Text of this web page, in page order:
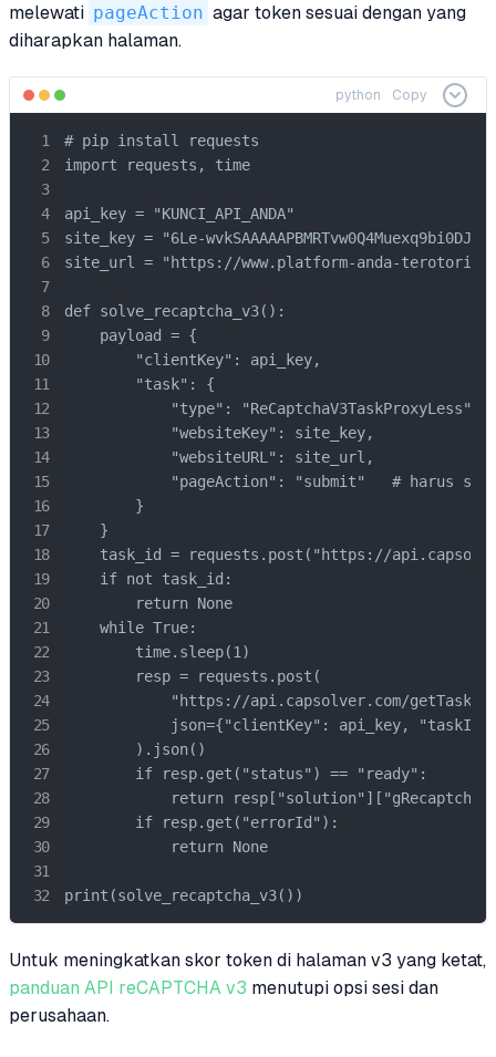
melewati pageAction agar token sesuai dengan yang
diharapkan halaman.
python Copy
# pip install requests
import requests, time
api_key = "KUNCI_API_ANDA"
site_key = "6Le-
site_url = "https://www.platform-anda-
def solve_recaptcha_v3():
    payload = {
        "clientKey": api_key,
        "task": {
            "type": "ReCaptchaV3TaskProxyLess",
            "websiteKey": site_key,
            "websiteURL": site_url,
"pageAction": "submit"   # harus
        }
    }
task_id = requests.post("https://
    if not task_id:
        return None
    while True:
        time.sleep(1)
        resp = requests.post(
"https://api.capsolver.com/
json={"clientKey": api_key,
        ).json()
        if resp.get("status") == "ready":
return
        if resp.get("errorId"):
            return None
print(solve_recaptcha_v3())
Untuk meningkatkan skor token di halaman v3 yang ketat,
panduan API reCAPTCHA v3 menutupi opsi sesi dan
perusahaan.